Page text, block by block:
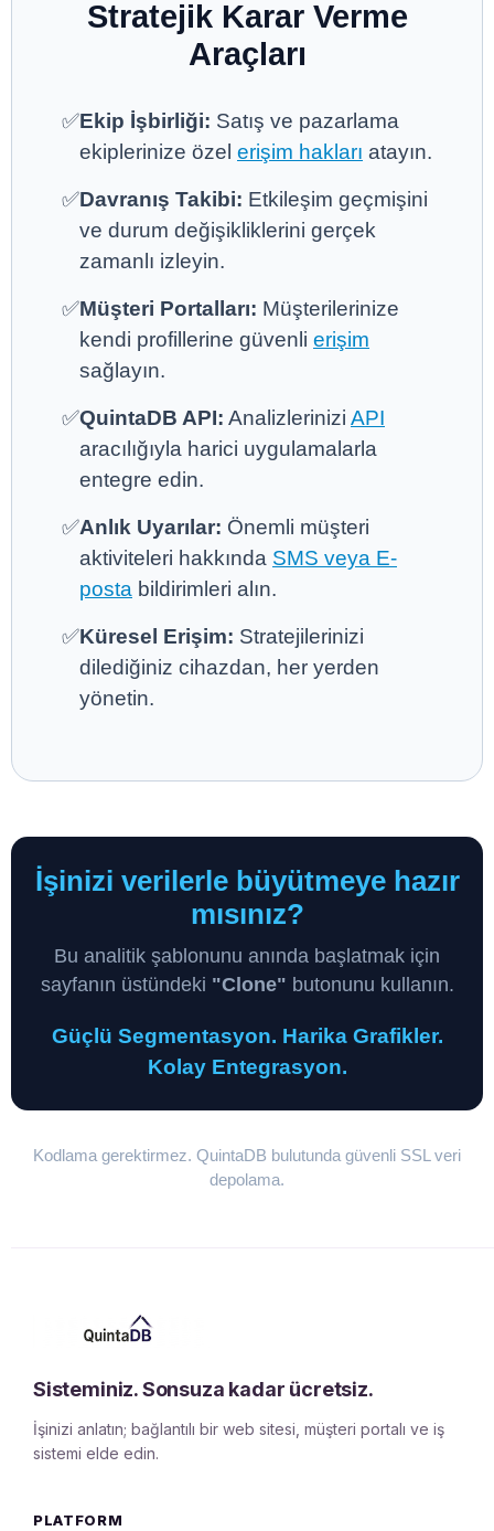
Stratejik Karar Verme
Araçları
✅Ekip İşbirliği: Satış ve pazarlama
ekiplerinize özel erişim hakları atayın.
✅Davranış Takibi: Etkileşim geçmişini
ve durum değişikliklerini gerçek
zamanlı izleyin.
✅Müşteri Portalları: Müşterilerinize
kendi profillerine güvenli erişim
sağlayın.
✅QuintaDB API: Analizlerinizi API
aracılığıyla harici uygulamalarla
entegre edin.
✅Anlık Uyarılar: Önemli müşteri
aktiviteleri hakkında SMS veya E-
posta bildirimleri alın.
✅Küresel Erişim: Stratejilerinizi
dilediğiniz cihazdan, her yerden
yönetin.
İşinizi verilerle büyütmeye hazır
mısınız?
Bu analitik şablonunu anında başlatmak için
sayfanın üstündeki "Clone" butonunu kullanın.
Güçlü Segmentasyon. Harika Grafikler.
Kolay Entegrasyon.
Kodlama gerektirmez. QuintaDB bulutunda güvenli SSL veri
depolama.
Sisteminiz. Sonsuza kadar ücretsiz.
İşinizi anlatın; bağlantılı bir web sitesi, müşteri portalı ve iş
sistemi elde edin.
PLATFORM